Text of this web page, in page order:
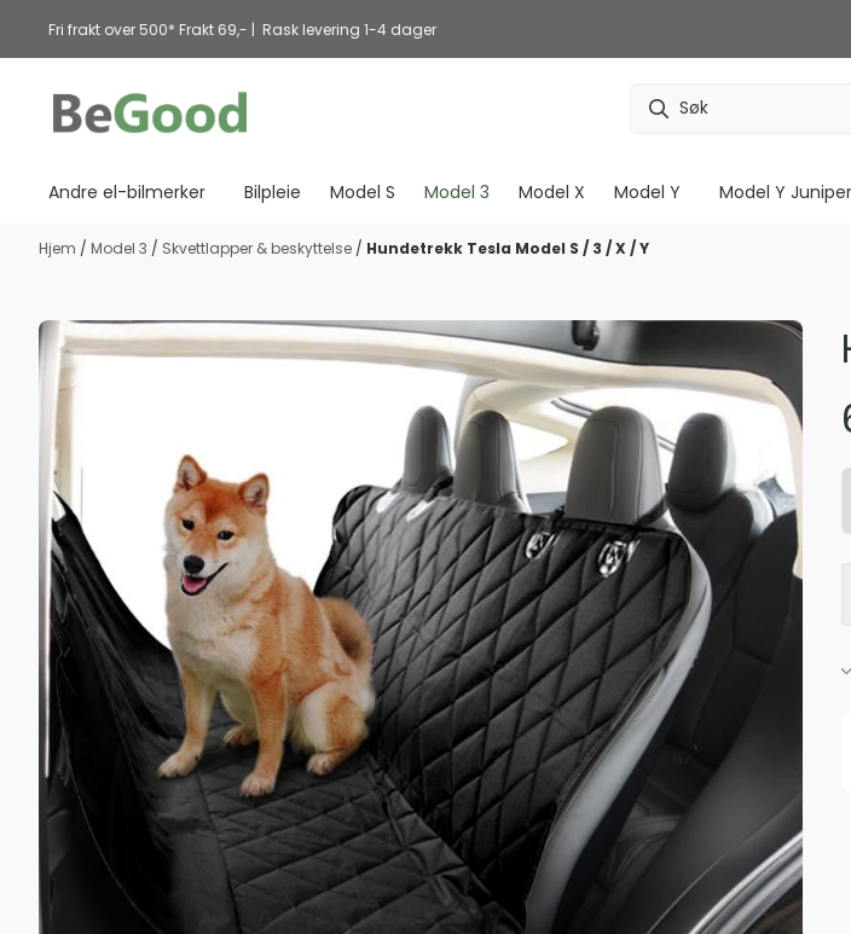
Hopp til innhold
Fri frakt over 500* Frakt 69,- | Rask levering 1-4 dager
Andre el-bilmerker Bilpleie Model S Model 3 Model X Model Y Model Y Juniper
Hjem / Model 3 / Skvettlapper & beskyttelse / Hundetrekk Tesla Model S / 3 / X / Y